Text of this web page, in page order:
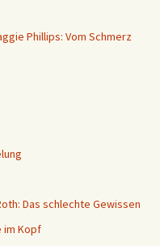
Phillips: Vom Schmerz
Das schlechte Gewissen
im Kopf